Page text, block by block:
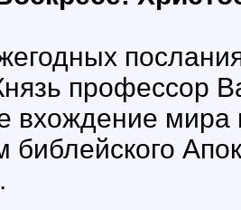
профессор
вхождение мира
библейского